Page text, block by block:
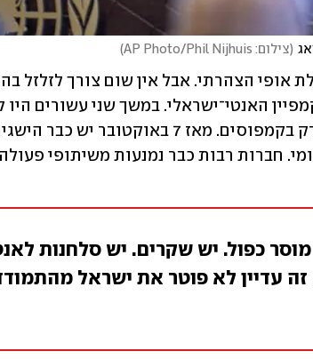
(צילום: AP Photo/Phil Nijhuis )
כפול. יש שקרים. יש סלחנות
זה עדיין לא פוטר את ישראל